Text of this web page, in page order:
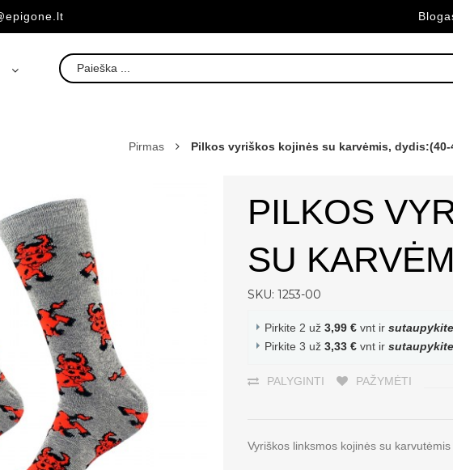
Pirmas Pilkos vyriškos kojinės su karvėmis, dydis:(40-
PILKOS
SU
SKU: 1253-00
Pirkite 2 už3,99 € vnt ir
Pirkite 3 už3,33 € vnt ir
PALYGINTI PAŽYMĖTI
Vyriškos linksmos kojinės su karvutėmis